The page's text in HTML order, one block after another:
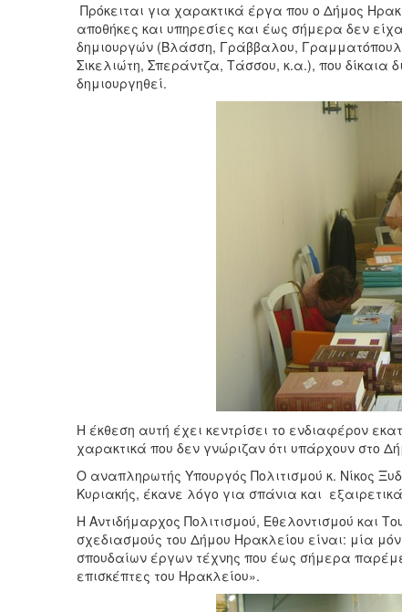
Πρόκειται για χαρακτικά έργα που ο Δήμος
αποθήκες και υπηρεσίες και έως σήμερα δεν
δημιουργών (Βλάσση, Γράββαλου,
Σικελιώτη, Σπεράντζα, Τάσσου, κ.α.), που δίκαια
δημιουργηθεί.
Η έκθεση αυτή έχει κεντρίσει το ενδιαφέρον
χαρακτικά που δεν γνώριζαν ότι υπάρχουν στο
Ο αναπληρωτής Υπουργός Πολιτισμού κ. Νίκος
Κυριακής, έκανε λόγο για σπάνια και
Η Αντιδήμαρχος Πολιτισμού, Εθελοντισμού και
σχεδιασμούς του Δήμου Ηρακλείου είναι: μία
σπουδαίων έργων τέχνης που έως σήμερα
επισκέπτες του Ηρακλείου».